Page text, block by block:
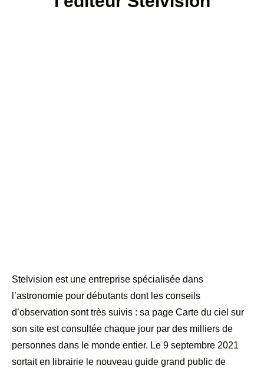
Stelvision est une entreprise spécialisée dans
l’astronomie pour débutants dont les conseils
d’observation sont très suivis : sa page Carte du ciel sur
son site est consultée chaque jour par des milliers de
personnes dans le monde entier. Le 9 septembre 2021
sortait en librairie le nouveau guide grand public de